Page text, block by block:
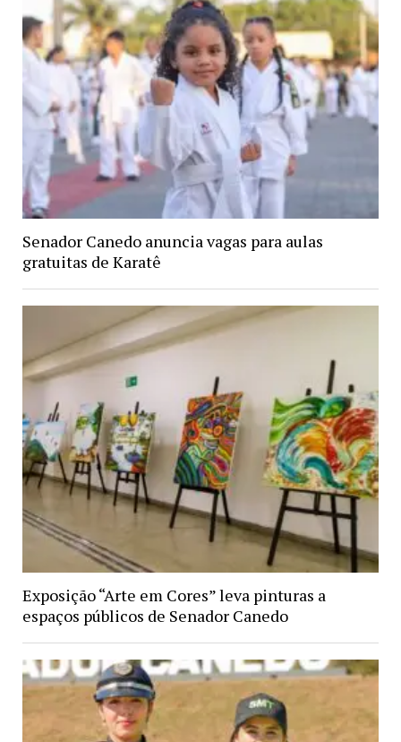
Senador Canedo anuncia vagas para aulas
gratuitas de Karatê
Exposição “Arte em Cores” leva pinturas a
espaços públicos de Senador Canedo